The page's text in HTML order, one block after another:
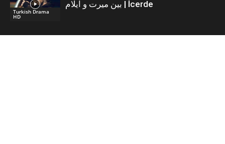
Turkish Drama
HD
بين ميرت و ايلام | İcerde